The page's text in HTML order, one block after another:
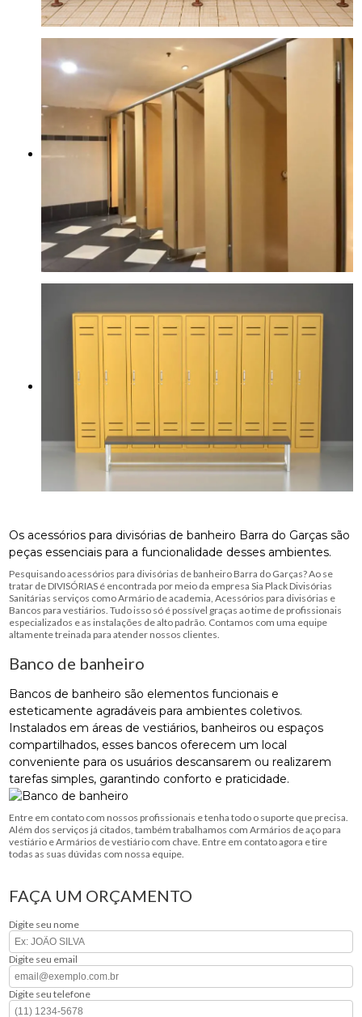
Os acessórios para divisórias de banheiro Barra do Garças são
peças essenciais para a funcionalidade desses ambientes.
Pesquisando acessórios para divisórias de banheiro Barra do Garças? Ao se
tratar de DIVISÓRIAS é encontrada por meio da empresa Sia Plack Divisórias
Sanitárias serviços como Armário de academia, Acessórios para divisórias e
Bancos para vestiários. Tudo isso só é possível graças ao time de profissionais
especializados e as instalações de alto padrão. Contamos com uma equipe
altamente treinada para atender nossos clientes.
Banco de banheiro
Bancos de banheiro são elementos funcionais e
esteticamente agradáveis ​​para ambientes coletivos.
Instalados em áreas de vestiários, banheiros ou espaços
compartilhados, esses bancos oferecem um local
conveniente para os usuários descansarem ou realizarem
tarefas simples, garantindo conforto e praticidade.
Entre em contato com nossos profissionais e tenha todo o suporte que precisa.
Além dos serviços já citados, também trabalhamos com Armários de aço para
vestiário e Armários de vestiário com chave. Entre em contato agora e tire
todas as suas dúvidas com nossa equipe.
FAÇA UM ORÇAMENTO
Digite seu nome
Digite seu email
Digite seu telefone